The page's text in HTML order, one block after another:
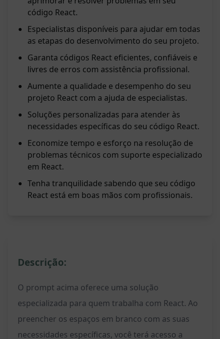
código React.
Especialistas disponíveis para ajudar em todas
as etapas do desenvolvimento do seu projeto.
Garanta códigos React eficientes, confiáveis e
livres de erros com assistência profissional.
Aumente a qualidade e desempenho do seu
projeto React com a ajuda de especialistas.
Soluções personalizadas para atender às
necessidades específicas do seu código React.
Economize tempo e esforço na resolução de
problemas técnicos com suporte especializado
em React.
Tenha tranquilidade sabendo que seu código
React está em boas mãos com profissionais.
Descrição:
O prompt acima oferece uma solução
especializada para quem trabalha com React. Ao
preencher os espaços em branco com as suas
necessidades específicas, você terá acesso a